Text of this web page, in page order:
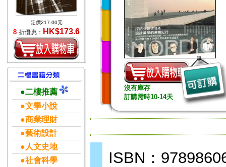
定價217.00元
8 折優惠： HK$173.6
●二樓推薦
●文學小說
●商業理財
●藝術設計
●人文史地
●社會科學
沒有庫存
訂購需時10-14天
ISBN：